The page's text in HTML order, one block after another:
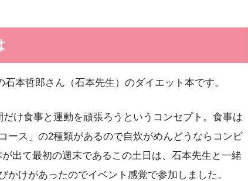
本哲郎さん（石本先生）のダイエット本です。
け食事と運動を頑張ろうというコンセプト。食事は
ース」の2種類があるので自炊がめんどうならコンビ
出て最初の週末であるこの土日は、石本先生と一緒
かけがあったのでイベント感覚で参加しました。